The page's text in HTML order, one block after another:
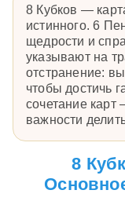
8 Кубков —
истинного. 6
щедрости и
указывают на
отстранение:
чтобы достичь
сочетание карт
важности
8